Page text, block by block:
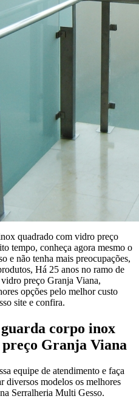
quadrado com vidro preço
tempo, conheça agora mesmo o
e não tenha mais preocupações,
Há 25 anos no ramo de
preço Granja Viana,
opções pelo melhor custo
site e confira.
corpo inox
Granja Viana
equipe de atendimento e faça
diversos modelos os melhores
Serralheria Multi Gesso.